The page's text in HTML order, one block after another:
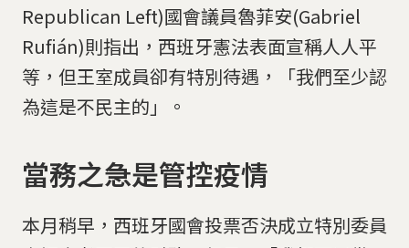
Republican Left)國會議員魯菲安(Gabriel
Rufián)則指出，西班牙憲法表面宣稱人人平
等，但王室成員卻有特別待遇，「我們至少認
為這是不民主的」。
當務之急是管控疫情
本月稍早，西班牙國會投票否決成立特別委員